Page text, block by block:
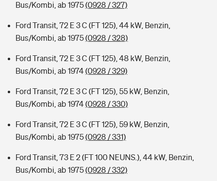
Bus/Kombi, ab 1975(0928 / 327)
Ford Transit, 72 E 3 C (FT 125), 44 kW, Benzin,
Bus/Kombi, ab 1975(0928 / 328)
Ford Transit, 72 E 3 C (FT 125), 48 kW, Benzin,
Bus/Kombi, ab 1974(0928 / 329)
Ford Transit, 72 E 3 C (FT 125), 55 kW, Benzin,
Bus/Kombi, ab 1974(0928 / 330)
Ford Transit, 72 E 3 C (FT 125), 59 kW, Benzin,
Bus/Kombi, ab 1975(0928 / 331)
Ford Transit, 73 E 2 (FT 100 NEUNS.), 44 kW, Benzin,
Bus/Kombi, ab 1975(0928 / 332)